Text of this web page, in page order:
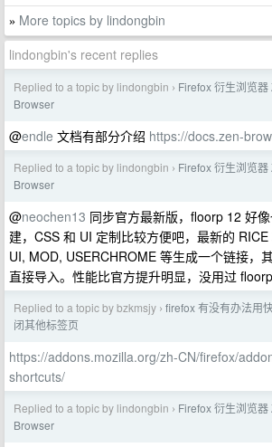
» More topics by lindongbin
lindongbin's recent replies
Replied to a topic by lindongbin › Firefox 衍生浏览器
Browser
@endle 文档有部分介绍 https://docs.zen-
Replied to a topic by lindongbin › Firefox 衍生浏览器
Browser
@neochen13 同步官方最新版，floorp 12 好
建，CSS 和 UI 定制比较方便吧，最新的
UI, MOD, USERCHROME 等生成一个链接，
直接导入。性能比官方提升明显，没用过 floorp
Replied to a topic by bzkmsjy › firefox 有没有办法用
闭其他标签页
https://addons.mozilla.org/zh-CN/firefox/
shortcuts/
Replied to a topic by lindongbin › Firefox 衍生浏览器
Browser